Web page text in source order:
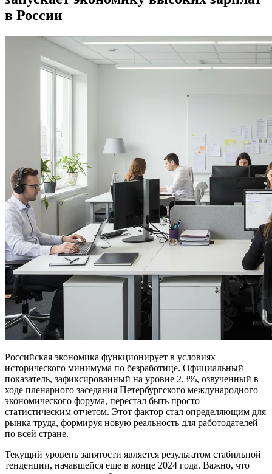
в России
Российская экономика функционирует в условиях
исторического минимума по безработице. Официальный
показатель, зафиксированный на уровне 2,3%, озвученный в
ходе пленарного заседания Петербургского международного
экономического форума, перестал быть просто
статистическим отчетом. Этот фактор стал определяющим для
рынка труда, формируя новую реальность для работодателей
по всей стране.
Текущий уровень занятости является результатом стабильной
тенденции, начавшейся еще в конце 2024 года. Важно, что